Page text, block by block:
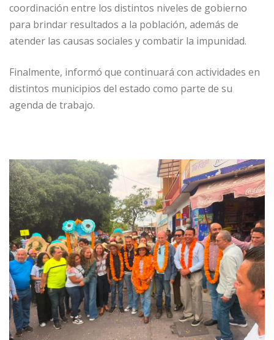
coordinación entre los distintos niveles de gobierno
para brindar resultados a la población, además de
atender las causas sociales y combatir la impunidad.
Finalmente, informó que continuará con actividades en
distintos municipios del estado como parte de su
agenda de trabajo.